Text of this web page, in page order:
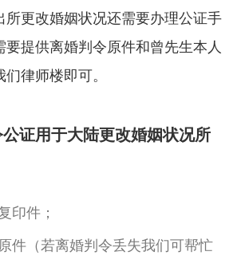
所更改婚姻状况还需要办理公证手
提供离婚判令原件和曾先生本人
律师楼即可。
证用于大陆更改婚姻状况所
印件；
件（若离婚判令丢失我们可帮忙